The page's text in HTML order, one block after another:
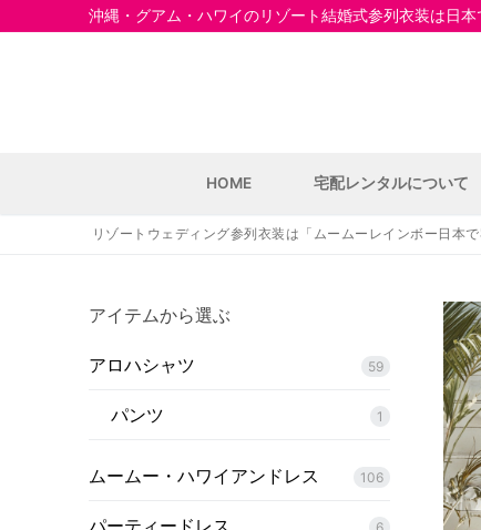
沖縄・グアム・ハワイのリゾート結婚式参列衣装は日
HOME 宅配レンタルについて
宅配レンタルに
宅配レンタル商
リゾートウェディング参列衣装は「ムームーレインボー日本で
アイテムから選ぶ
アロハシャツ 59
パンツ 1
ムームー・ハワイアンドレス 106
パーティードレス